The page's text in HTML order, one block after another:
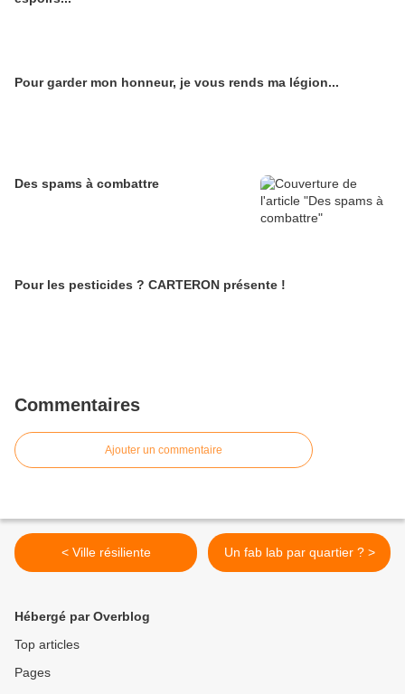
Pour garder mon honneur, je vous rends ma légion...
Des spams à combattre
Pour les pesticides ? CARTERON présente !
Commentaires
Ajouter un commentaire
< Ville résiliente Un fab lab par quartier ? >
Hébergé par Overblog
Top articles
Pages